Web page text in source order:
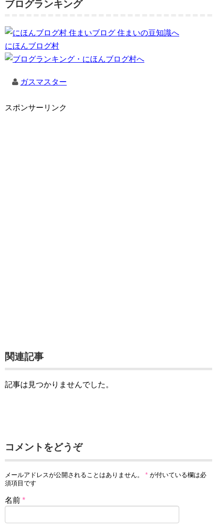
ブログランキング
にほんブログ村
ガスマスター
スポンサーリンク
関連記事
記事は見つかりませんでした。
コメントをどうぞ
メールアドレスが公開されることはありません。 * が付いている欄は必
須項目です
名前 *